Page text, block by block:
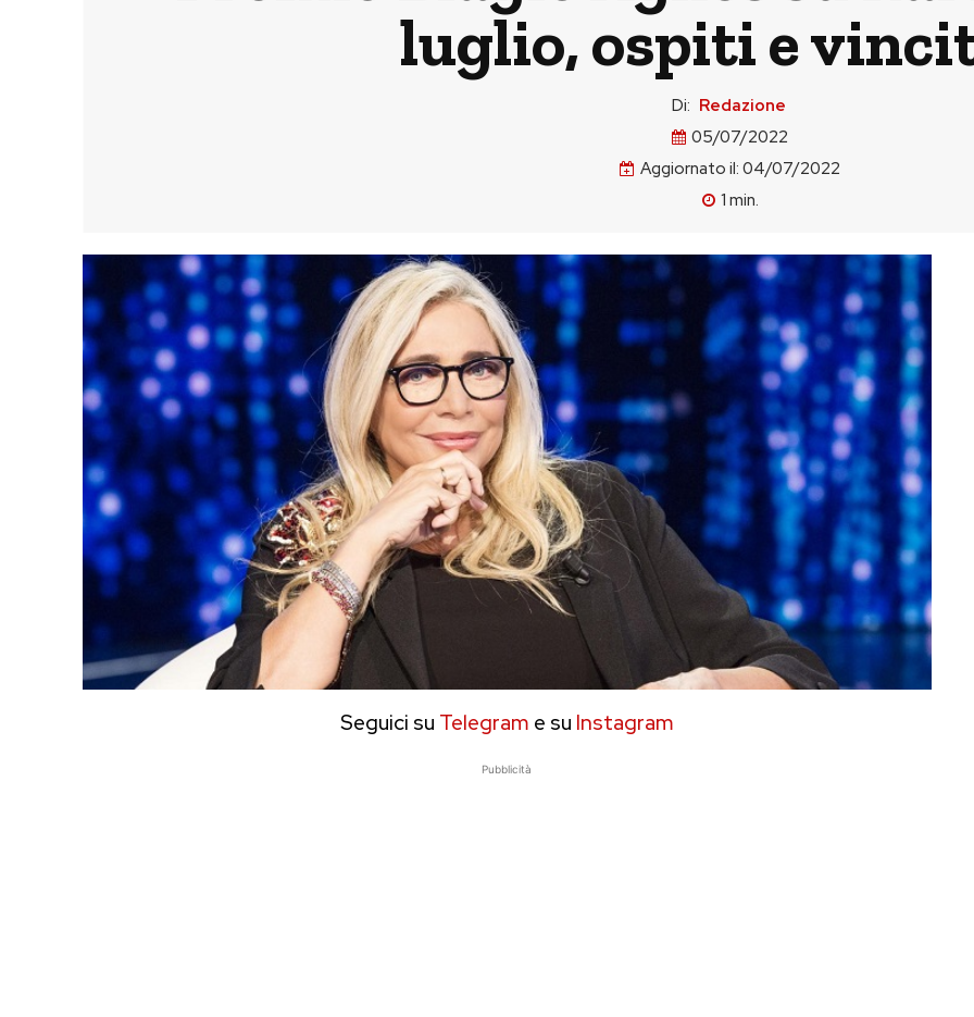
luglio, ospiti e
Di: Redazione
05/07/2022
Aggiornato il: 04/07/2022
1 min.
Seguici su Telegram e su Instagram
Pubblicità